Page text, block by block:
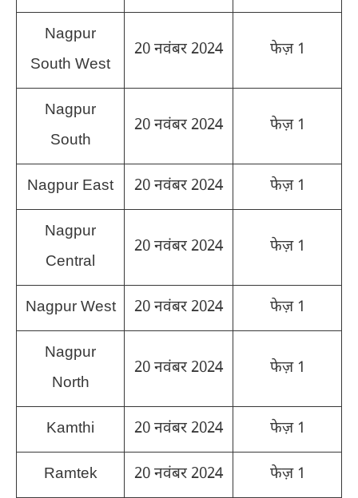
Nagpur
South West
20 नवंबर 2024 फेज़ 1
Nagpur
South
20 नवंबर 2024 फेज़ 1
Nagpur East 20 नवंबर 2024 फेज़ 1
Nagpur
Central
20 नवंबर 2024 फेज़ 1
Nagpur West 20 नवंबर 2024 फेज़ 1
Nagpur
North
20 नवंबर 2024 फेज़ 1
Kamthi 20 नवंबर 2024 फेज़ 1
Ramtek 20 नवंबर 2024 फेज़ 1